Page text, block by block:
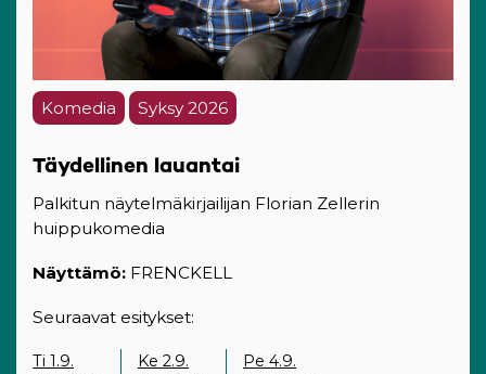
Komedia Syksy 2026
Täydellinen lauantai
Palkitun näytelmäkirjailijan Florian Zellerin
huippukomedia
Näyttämö: FRENCKELL
Seuraavat esitykset:
Ti 1.9.
Ke 2.9.
Pe 4.9.